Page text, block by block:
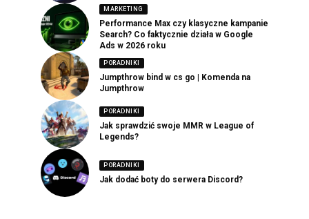
MARKETING
Performance Max czy klasyczne kampanie
Search? Co faktycznie działa w Google
Ads w 2026 roku
PORADNIKI
Jumpthrow bind w cs go | Komenda na
Jumpthrow
PORADNIKI
Jak sprawdzić swoje MMR w League of
Legends?
PORADNIKI
Jak dodać boty do serwera Discord?